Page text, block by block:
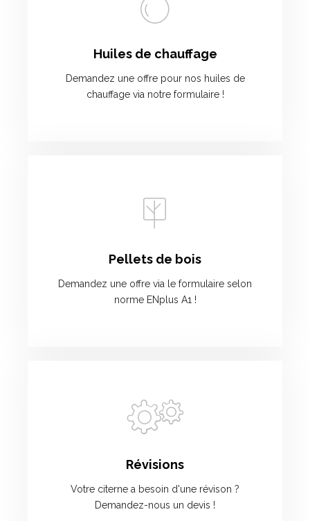
Huiles de chauffage
Demandez une offre pour nos huiles de
chauffage via notre formulaire !
Pellets de bois
Demandez une offre via le formulaire selon
norme ENplus A1 !
Révisions
Votre citerne a besoin d'une révison ?
Demandez-nous un devis !